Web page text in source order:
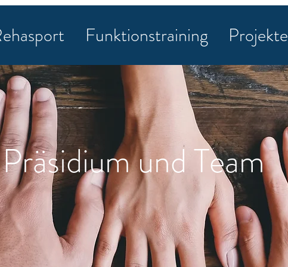
Funktionstraining Projekte
Präsidium und Team